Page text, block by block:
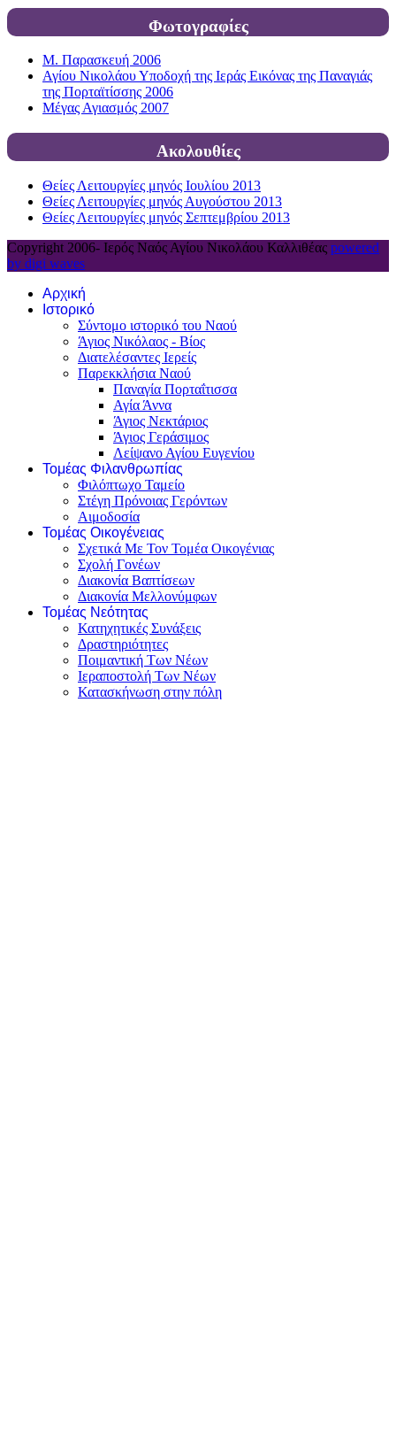
Φωτογραφίες
Μ. Παρασκευή 2006
Αγίου Νικολάου Υποδοχή της Ιεράς Εικόνας της Παναγιάς
της Πορταϊτίσσης 2006
Μέγας Αγιασμός 2007
Ακολουθίες
Θείες Λειτουργίες μηνός Ιουλίου 2013
Θείες Λειτουργίες μηνός Αυγούστου 2013
Θείες Λειτουργίες μηνός Σεπτεμβρίου 2013
Copyright 2006- Ιερός Ναός Αγίου Νικολάου Καλλιθέας powered
by digi waves
Αρχική
Ιστορικό
Σύντομο ιστορικό του Ναού
Άγιος Νικόλαος - Βίος
Διατελέσαντες Ιερείς
Παρεκκλήσια Ναού
Παναγία Πορταΐτισσα
Αγία Άννα
Άγιος Νεκτάριος
Άγιος Γεράσιμος
Λείψανο Αγίου Ευγενίου
Τομέας Φιλανθρωπίας
Φιλόπτωχο Ταμείο
Στέγη Πρόνοιας Γερόντων
Αιμοδοσία
Τομέας Οικογένειας
Σχετικά Με Τον Τομέα Οικογένιας
Σχολή Γονέων
Διακονία Βαπτίσεων
Διακονία Μελλονύμφων
Τομέας Νεότητας
Κατηχητικές Συνάξεις
Δραστηριότητες
Ποιμαντική Των Νέων
Ιεραποστολή Των Νέων
Κατασκήνωση στην πόλη